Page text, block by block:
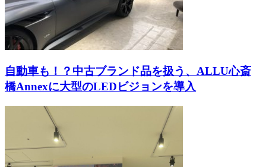
自動車も！？中古ブランド品を扱う、ALLU心斎
橋Annexに大型のLEDビジョンを導入